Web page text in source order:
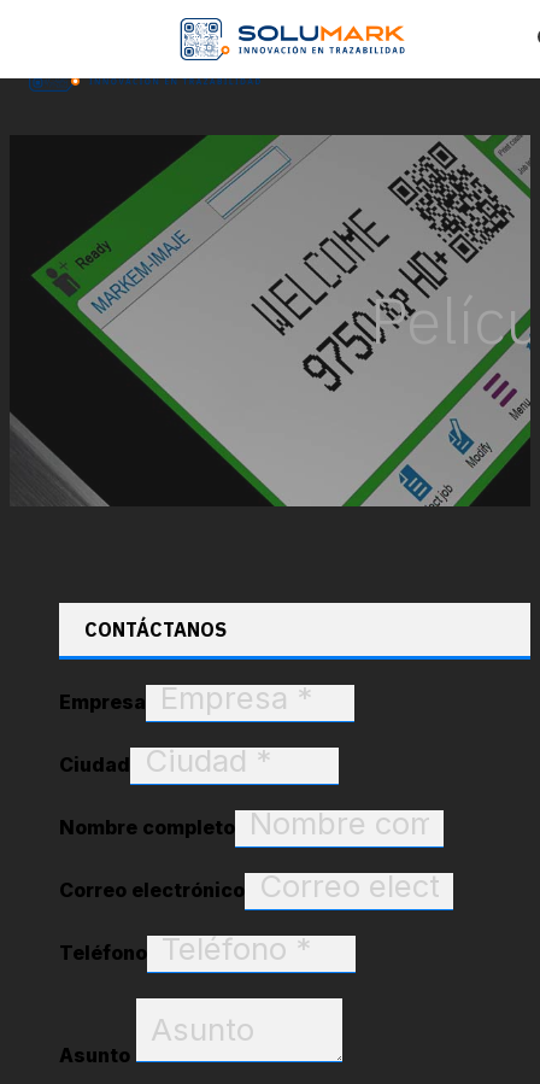
Skip to main content Skip to footer
CONTÁCTANOS
Empresa
Ciudad
Nombre completo
Correo electrónico
Teléfono
Asunto